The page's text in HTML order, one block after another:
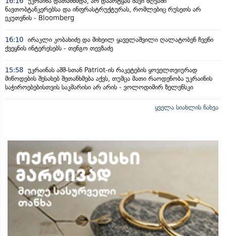
ნავთობტანკერებსა და ინფრასტრუქტურას, რომლებიც რუსეთს არ
ეკუთვნის - Bloomberg
16:10 ირაკლი კობახიძე და მიხეილ ყაველაშვილი ღალატობენ ჩვენი
ქვეყნის ინტერესებს - თენგო თევზაძე
15:58 უკრაინას აშშ-სთან Patriot-ის რაკეტების ყოველთვიურად
მიწოდების შესახებ შეთანხმება აქვს, თუმცა მათი რაოდენობა უკრაინის
საჭიროებებისთვის საკმარისი არ არის - ვოლოდიმირ ზელენსკი
ყველა სიახლის ნახვა